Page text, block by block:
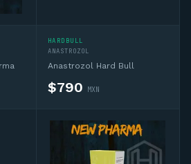
HARDBULL
ANASTROZOL
Anastrozol Hard Bull
$790 MXN